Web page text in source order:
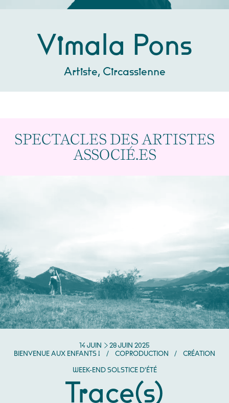
Vimala Pons
Artiste, Circassienne
SPECTACLES DES ARTISTES
ASSOCIÉ.ES
DU
14 JUIN
JUIN AU
28 JUIN
JUIN 2025
BIENVENUE AUX ENFANTS !
/ COPRODUCTION / CRÉATION
WEEK-END SOLSTICE D'ÉTÉ
Trace(s)